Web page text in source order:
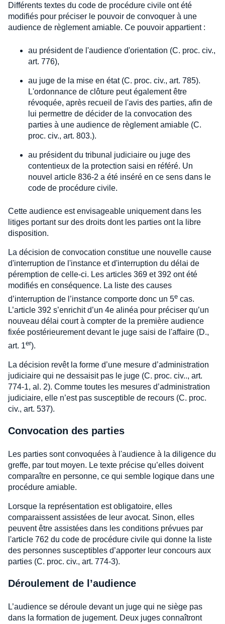
Différents textes du code de procédure civile ont été
modifiés pour préciser le pouvoir de convoquer à une
audience de règlement amiable. Ce pouvoir appartient :
au président de l'audience d'orientation (C. proc. civ.,
art. 776),
au juge de la mise en état (C. proc. civ., art. 785).
L'ordonnance de clôture peut également être
révoquée, après recueil de l'avis des parties, afin de
lui permettre de décider de la convocation des
parties à une audience de règlement amiable (C.
proc. civ., art. 803.).
au président du tribunal judiciaire ou juge des
contentieux de la protection saisi en référé. Un
nouvel article 836-2 a été inséré en ce sens dans le
code de procédure civile.
Cette audience est envisageable uniquement dans les
litiges portant sur des droits dont les parties ont la libre
disposition.
La décision de convocation constitue une nouvelle cause
d'interruption de l'instance et d'interruption du délai de
péremption de celle-ci. Les articles 369 et 392 ont été
modifiés en conséquence. La liste des causes
d’interruption de l’instance comporte donc un 5e cas.
L’article 392 s’enrichit d’un 4e alinéa pour préciser qu’un
nouveau délai court à compter de la première audience
fixée postérieurement devant le juge saisi de l'affaire (D.,
art. 1er).
La décision revêt la forme d’une mesure d’administration
judiciaire qui ne dessaisit pas le juge (C. proc. civ.., art.
774-1, al. 2). Comme toutes les mesures d’administration
judiciaire, elle n’est pas susceptible de recours (C. proc.
civ., art. 537).
Convocation des parties
Les parties sont convoquées à l'audience à la diligence du
greffe, par tout moyen. Le texte précise qu’elles doivent
comparaître en personne, ce qui semble logique dans une
procédure amiable.
Lorsque la représentation est obligatoire, elles
comparaissent assistées de leur avocat. Sinon, elles
peuvent être assistées dans les conditions prévues par
l'article 762 du code de procédure civile qui donne la liste
des personnes susceptibles d’apporter leur concours aux
parties (C. proc. civ., art. 774-3).
Déroulement de l’audience
L’audience se déroule devant un juge qui ne siège pas
dans la formation de jugement. Deux juges connaîtront